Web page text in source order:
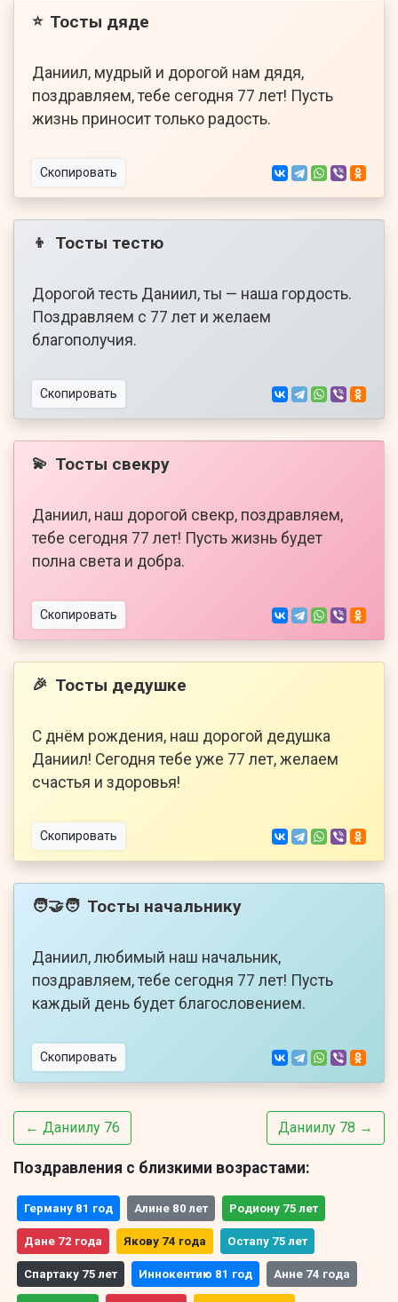
⭐ Тосты дяде
Даниил, мудрый и дорогой нам дядя,
поздравляем, тебе сегодня 77 лет! Пусть
жизнь приносит только радость.
Скопировать
👦 Тосты тестю
Дорогой тесть Даниил, ты — наша гордость.
Поздравляем с 77 лет и желаем
благополучия.
Скопировать
💫 Тосты свекру
Даниил, наш дорогой свекр, поздравляем,
тебе сегодня 77 лет! Пусть жизнь будет
полна света и добра.
Скопировать
🎉 Тосты дедушке
С днём рождения, наш дорогой дедушка
Даниил! Сегодня тебе уже 77 лет, желаем
счастья и здоровья!
Скопировать
🧑‍🤝‍🧑 Тосты начальнику
Даниил, любимый наш начальник,
поздравляем, тебе сегодня 77 лет! Пусть
каждый день будет благословением.
Скопировать
← Даниилу 76 Даниилу 78 →
Поздравления с близкими возрастами:
Герману 81 год Алине 80 лет Родиону 75 лет
Дане 72 года Якову 74 года Остапу 75 лет
Спартаку 75 лет Иннокентию 81 год Анне 74 года